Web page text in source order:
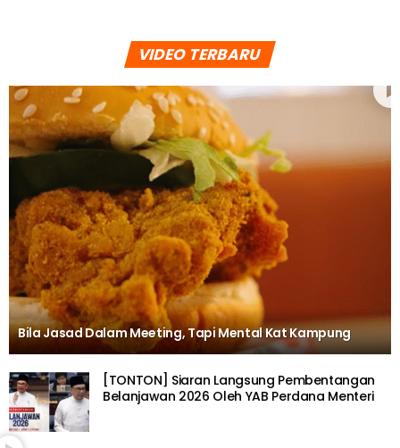
VIDEO TERBARU
Bila Jasad Dalam Meeting, Tapi Mental Kat Kampung
[TONTON] Siaran Langsung Pembentangan
Belanjawan 2026 Oleh YAB Perdana Menteri